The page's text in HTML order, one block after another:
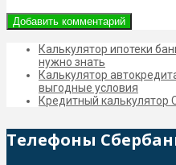
Калькулятор ипотеки
нужно знать
Калькулятор
выгодные условия
Кредитный калькулятор
Телефоны